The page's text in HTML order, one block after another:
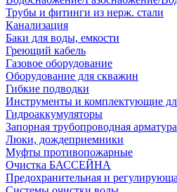
Трубы и фитинги из нерж. стали
Канализация
Баки для воды, емкости
Греющий кабель
Газовое оборудование
Оборудование для скважин
Гибкие подводки
Инструменты и комплектующие
Гидроаккумуляторы
Запорная трубопроводная арматура
Люки, дождеприемники
Муфты противопожарные
Очистка БАССЕЙНА
Предохранительная и